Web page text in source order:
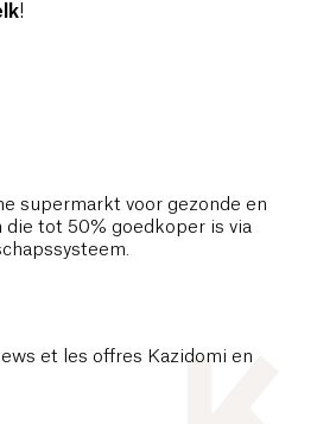
!
supermarkt voor gezonde en
tot 50% goedkoper is via
et les offres Kazidomi en